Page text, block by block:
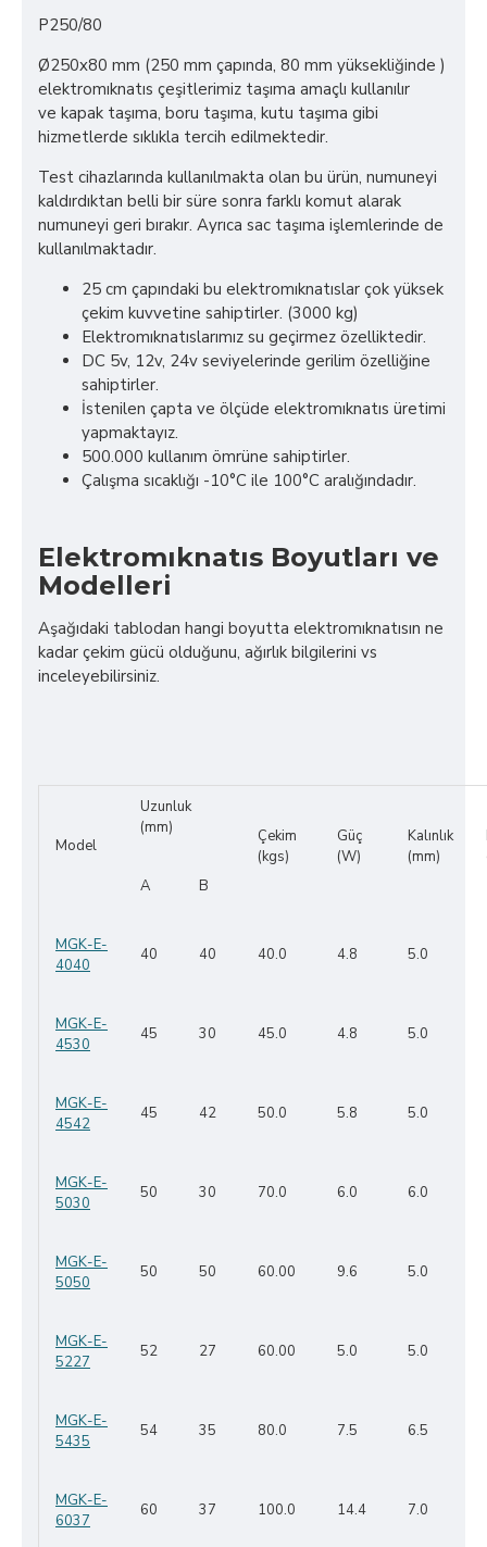
P250/80
Ø250x80 mm (250 mm çapında, 80 mm yüksekliğinde )
elektromıknatıs çeşitlerimiz taşıma amaçlı kullanılır
ve kapak taşıma, boru taşıma, kutu taşıma gibi
hizmetlerde sıklıkla tercih edilmektedir.
Test cihazlarında kullanılmakta olan bu ürün, numuneyi
kaldırdıktan belli bir süre sonra farklı komut alarak
numuneyi geri bırakır. Ayrıca sac taşıma işlemlerinde de
kullanılmaktadır.
25 cm çapındaki bu elektromıknatıslar çok yüksek
çekim kuvvetine sahiptirler. (3000 kg)
Elektromıknatıslarımız su geçirmez özelliktedir.
DC 5v, 12v, 24v seviyelerinde gerilim özelliğine
sahiptirler.
İstenilen çapta ve ölçüde elektromıknatıs üretimi
yapmaktayız.
500.000 kullanım ömrüne sahiptirler.
Çalışma sıcaklığı -10°C ile 100°C aralığındadır.
Elektromıknatıs Boyutları ve
Modelleri
Aşağıdaki tablodan hangi boyutta elektromıknatısın ne
kadar çekim gücü olduğunu, ağırlık bilgilerini vs
inceleyebilirsiniz.
Model
Uzunluk
(mm)
Çekim
(kgs)
Güç
(W)
Kalınlık
(mm)
A
B
MGK-E-
4040
40 40 40.0 4.8 5.0
MGK-E-
4530
45 30 45.0 4.8 5.0
MGK-E-
4542
45 42 50.0 5.8 5.0
MGK-E-
5030
50 30 70.0 6.0 6.0
MGK-E-
5050
50 50 60.00 9.6 5.0
MGK-E-
5227
52 27 60.00 5.0 5.0
MGK-E-
5435
54 35 80.0 7.5 6.5
MGK-E-
6037
60 37 100.0 14.4 7.0